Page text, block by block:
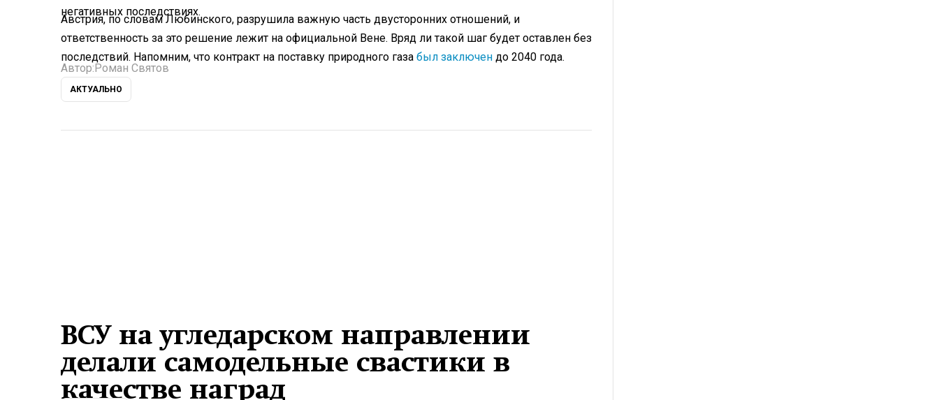
негативных последствиях.
Австрия, по словам Любинского, разрушила важную часть двусторонних отношений, и
ответственность за это решение лежит на официальной Вене. Вряд ли такой шаг будет оставлен без
последствий. Напомним, что контракт на поставку природного газа был заключен до 2040 года.
Автор: Роман Святов
АКТУАЛЬНО
ВСУ на угледарском направлении
делали самодельные свастики в
качестве наград